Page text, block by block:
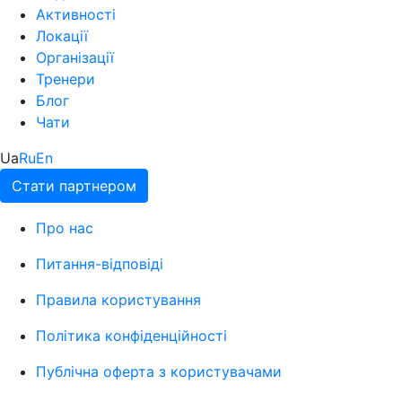
Активності
Локації
Організації
Тренери
Блог
Чати
UaRuEn
Стати партнером
Про нас
Питання-відповіді
Правила користування
Політика конфіденційності
Публічна оферта з користувачами